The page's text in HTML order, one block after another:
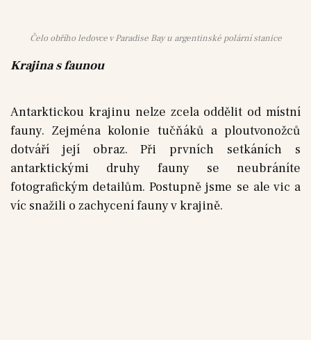
Čelo obřího ledovce v Paradise Bay u argentinské polární stanice
Krajina s faunou
Antarktickou krajinu nelze zcela oddělit od místní
fauny. Zejména kolonie tučňáků a ploutvonožců
dotváří její obraz. Při prvních setkáních s
antarktickými druhy fauny se neubráníte
fotografickým detailům. Postupně jsme se ale vic a
víc snažili o zachycení fauny v krajině.